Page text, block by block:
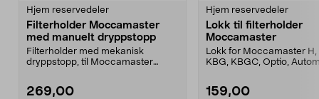
Hjem reservedeler
Filterholder Moccamaster
med manuelt dryppstopp
Filterholder med mekanisk
dryppstopp, til Moccamaster
269,00
Hjem reservedeler
Lokk til filterholder
Moccamaster
Lokk for Moccamaster H,
KBG, KBGC, Optio,
159,00